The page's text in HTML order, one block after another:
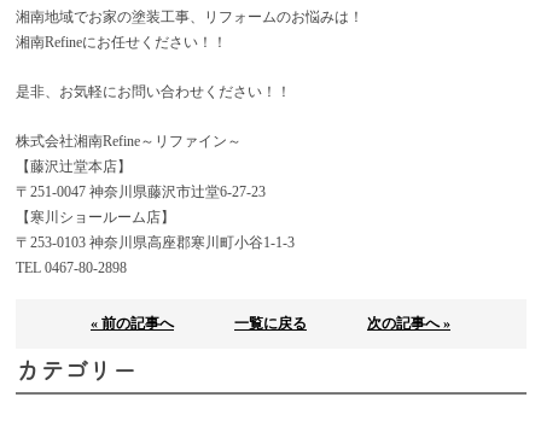
湘南地域でお家の塗装工事、リフォームのお悩みは！
湘南Refineにお任せください！！
是非、お気軽にお問い合わせください！！
株式会社湘南Refine～リファイン～
【藤沢辻堂本店】
〒251-0047 神奈川県藤沢市辻堂6-27-23
【寒川ショールーム店】
〒253-0103 神奈川県高座郡寒川町小谷1-1-3
TEL 0467-80-2898
« 前の記事へ 一覧に戻る 次の記事へ »
カテゴリー